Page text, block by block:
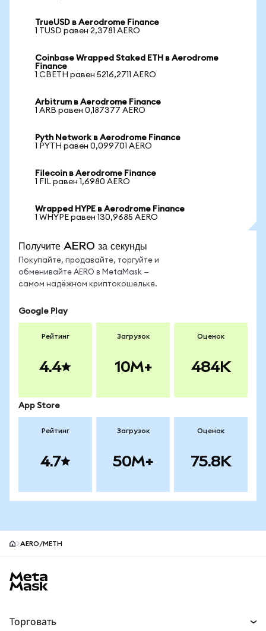
TrueUSD в Aerodrome Finance
1 TUSD равен 2,3781 AERO
Coinbase Wrapped Staked ETH в Aerodrome
Finance
1 CBETH равен 5216,2711 AERO
Arbitrum в Aerodrome Finance
1 ARB равен 0,187377 AERO
Pyth Network в Aerodrome Finance
1 PYTH равен 0,099701 AERO
Filecoin в Aerodrome Finance
1 FIL равен 1,6980 AERO
Wrapped HYPE в Aerodrome Finance
1 WHYPE равен 130,9685 AERO
Получите AERO за секунды
Покупайте, продавайте, торгуйте и
обменивайте AERO в MetaMask —
самом надёжном криптокошельке.
Google Play
Рейтинг
4.4
Загрузок
10M+
Оценок
484K
App Store
Рейтинг
4.7
Загрузок
50M+
Оценок
75.8K
AERO/METH
Торговать